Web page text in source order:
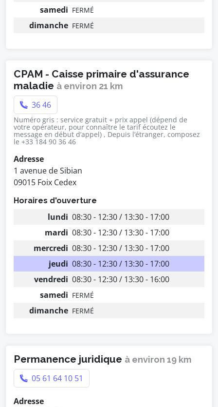
samedi FERMÉ
dimanche FERMÉ
CPAM - Caisse primaire d'assurance
maladie à environ 21 km
36 46
Numéro gris : service gratuit + prix appel (dépend de
votre opérateur, pour connaître le tarif écoutez le
message en début d’appel) , Depuis l’étranger, composez
le +33 184 90 36 46
Adresse
1 avenue de Sibian
09015 Foix Cedex
Horaires d'ouverture
lundi 08:30 - 12:30 / 13:30 - 17:00
mardi 08:30 - 12:30 / 13:30 - 17:00
mercredi 08:30 - 12:30 / 13:30 - 17:00
jeudi 08:30 - 12:30 / 13:30 - 17:00
vendredi 08:30 - 12:30 / 13:30 - 16:00
samedi FERMÉ
dimanche FERMÉ
Permanence juridique à environ 19 km
05 61 64 10 51
Adresse